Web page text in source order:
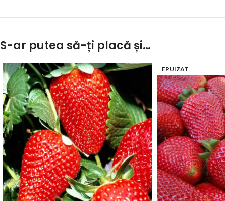
S-ar putea să-ți placă și…
EPUIZAT